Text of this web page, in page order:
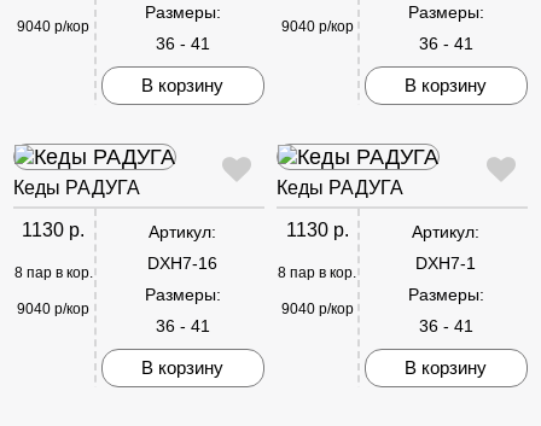
9040 р/кор
Размеры:
36 - 41
В корзину
9040 р/кор
Размеры:
36 - 41
В корзину
Кеды РАДУГА
1130 р.
8 пар в кор.
9040 р/кор
Артикул:
DXH7-16
Размеры:
36 - 41
В корзину
Кеды РАДУГА
1130 р.
8 пар в кор.
9040 р/кор
Артикул:
DXH7-1
Размеры:
36 - 41
В корзину